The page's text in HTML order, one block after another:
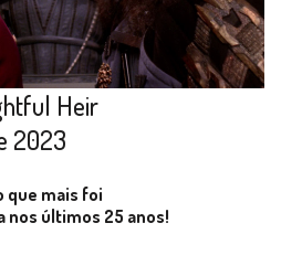
Heir
2023
que mais foi
nos últimos 25 anos!